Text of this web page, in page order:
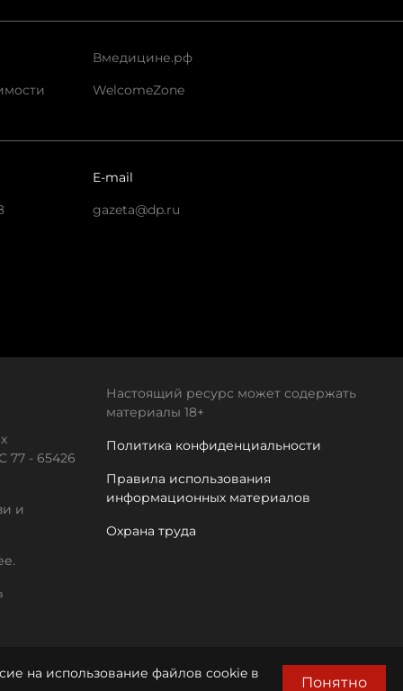
Вмедицине.рф
WelcomeZone
E-mail
gazeta@dp.ru
77 - 65426
и
Настоящий ресурс может содержать
материалы 18+
Политика конфиденциальности
Правила использования
информационных материалов
Охрана труда
на использование файлов cookie в
Понятно